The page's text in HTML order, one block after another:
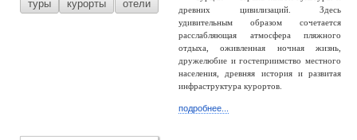
туры курорты отели
древних цивилизаций. Здесь
удивительным образом сочетается
расслабляющая атмосфера пляжного
отдыха, оживленная ночная жизнь,
дружелюбие и гостеприимство местного
населения, древняя история и развитая
инфраструктура курортов.
подробнее...